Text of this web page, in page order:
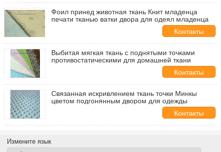
Фоил принед животная ткань Книт младенца
печати тканью ватки двора для одеял младенца
Контакты
Выбитая мягкая ткань с поднятыми точками
противостатическими для домашней ткани
Контакты
Связанная искривлением ткань точки Минкы
цветом подгонянным двором для одежды
Контакты
Измените язык